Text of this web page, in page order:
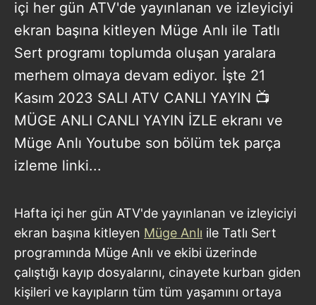
içi her gün ATV'de yayınlanan ve izleyiciyi
ekran başına kitleyen Müge Anlı ile Tatlı
Sert programı toplumda oluşan yaralara
merhem olmaya devam ediyor. İşte 21
Kasım 2023 SALI ATV CANLI YAYIN 📺
MÜGE ANLI CANLI YAYIN İZLE ekranı ve
Müge Anlı Youtube son bölüm tek parça
izleme linki...
Hafta içi her gün ATV'de yayınlanan ve izleyiciyi
ekran başına kitleyen Müge Anlı ile Tatlı Sert
programında Müge Anlı ve ekibi üzerinde
çalıştığı kayıp dosyalarını, cinayete kurban giden
kişileri ve kayıpların tüm tüm yaşamını ortaya